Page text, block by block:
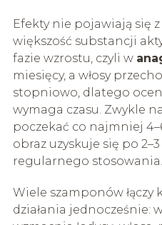
Efekty nie pojawiają się
większość substancji
fazie wzrostu, czyli w
miesięcy, a włosy
stopniowo, dlatego
wymaga czasu. Zwykle
poczekać co najmniej
obraz uzyskuje się po
regularnego stosowania.
Wiele szamponów
działania jednocześnie: